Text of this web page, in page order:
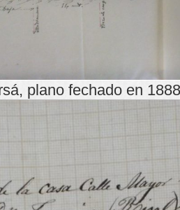
plano fechado en 1888